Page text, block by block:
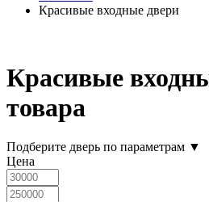
Красивые входные двери
Красивые
товара
Подберите дверь по параметрам ▼
Цена